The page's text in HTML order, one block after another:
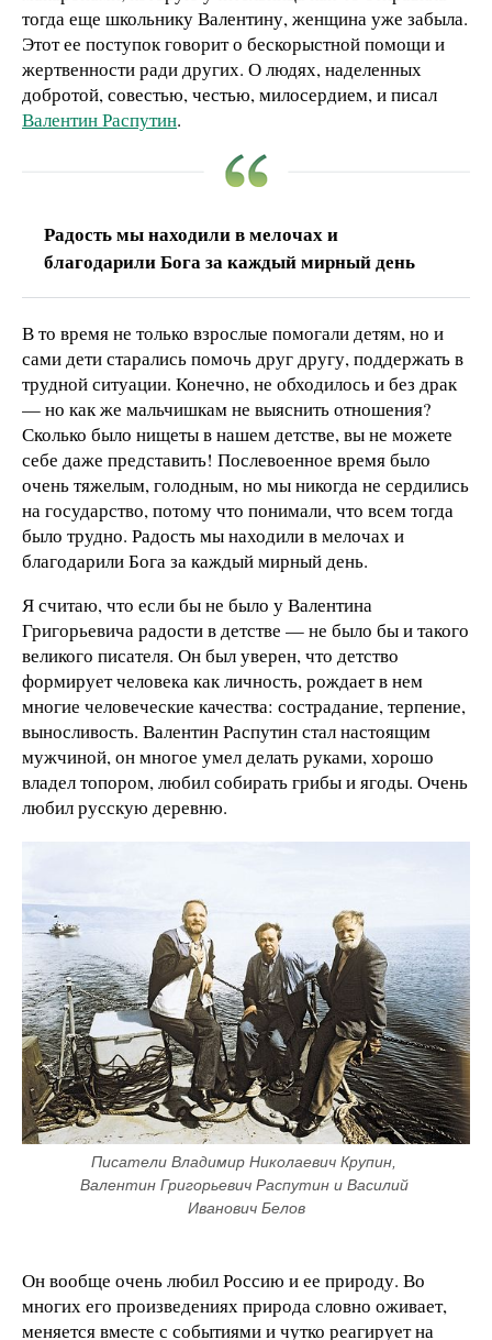
тогда еще школьнику Валентину, женщина уже забыла.
Этот ее поступок говорит о бескорыстной помощи и
жертвенности ради других. О людях, наделенных
добротой, совестью, честью, милосердием, и писал
Валентин Распутин.
Радость мы находили в мелочах и
благодарили Бога за каждый мирный день
В то время не только взрослые помогали детям, но и
сами дети старались помочь друг другу, поддержать в
трудной ситуации. Конечно, не обходилось и без драк
— но как же мальчишкам не выяснить отношения?
Сколько было нищеты в нашем детстве, вы не можете
себе даже представить! Послевоенное время было
очень тяжелым, голодным, но мы никогда не сердились
на государство, потому что понимали, что всем тогда
было трудно. Радость мы находили в мелочах и
благодарили Бога за каждый мирный день.
Я считаю, что если бы не было у Валентина
Григорьевича радости в детстве — не было бы и такого
великого писателя. Он был уверен, что детство
формирует человека как личность, рождает в нем
многие человеческие качества: сострадание, терпение,
выносливость. Валентин Распутин стал настоящим
мужчиной, он многое умел делать руками, хорошо
владел топором, любил собирать грибы и ягоды. Очень
любил русскую деревню.
Писатели Владимир Николаевич Крупин,
Валентин Григорьевич Распутин и Василий
Иванович Белов
Он вообще очень любил Россию и ее природу. Во
многих его произведениях природа словно оживает,
меняется вместе с событиями и чутко реагирует на